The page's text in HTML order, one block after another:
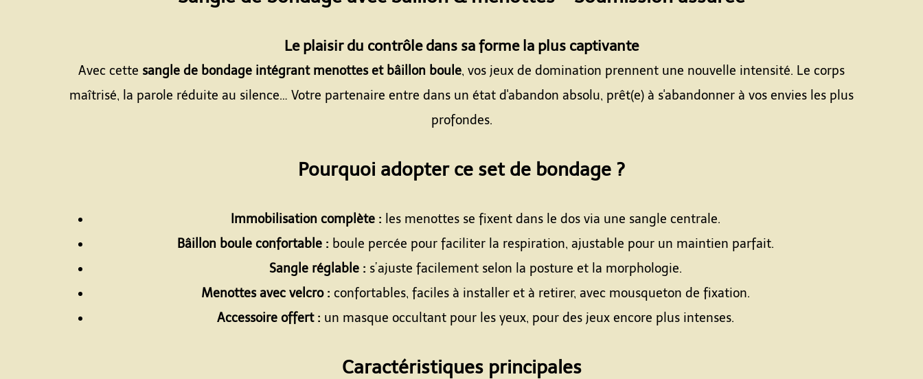
Le plaisir du contrôle dans sa forme la plus captivante
Avec cette sangle de bondage intégrant menottes et bâillon boule, vos jeux de domination prennent une nouvelle intensité. Le corps
maîtrisé, la parole réduite au silence… Votre partenaire entre dans un état d'abandon absolu, prêt(e) à s'abandonner à vos envies les plus
profondes.
Pourquoi adopter ce set de bondage ?
Immobilisation complète : les menottes se fixent dans le dos via une sangle centrale.
Bâillon boule confortable : boule percée pour faciliter la respiration, ajustable pour un maintien parfait.
Sangle réglable : s’ajuste facilement selon la posture et la morphologie.
Menottes avec velcro : confortables, faciles à installer et à retirer, avec mousqueton de fixation.
Accessoire offert : un masque occultant pour les yeux, pour des jeux encore plus intenses.
Caractéristiques principales